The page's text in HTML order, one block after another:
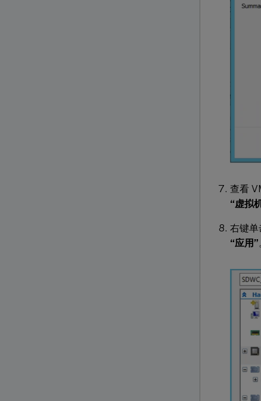
查看
“虚拟
右键
“应用”